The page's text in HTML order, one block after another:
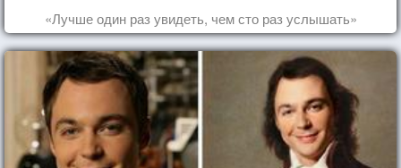
«Лучше один раз увидеть, чем сто раз услышать»